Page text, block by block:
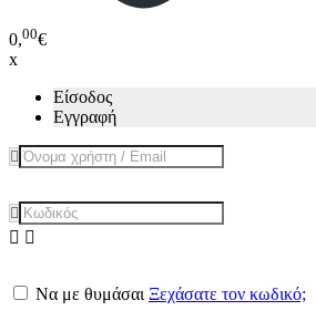
0,00€
x
Είσοδος
Εγγραφή
Να με θυμάσαι Ξεχάσατε τον κωδικό;